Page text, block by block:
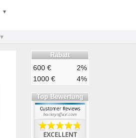
▾
Rabatt
600 €
2%
1000 €
4%
Top Bewertung